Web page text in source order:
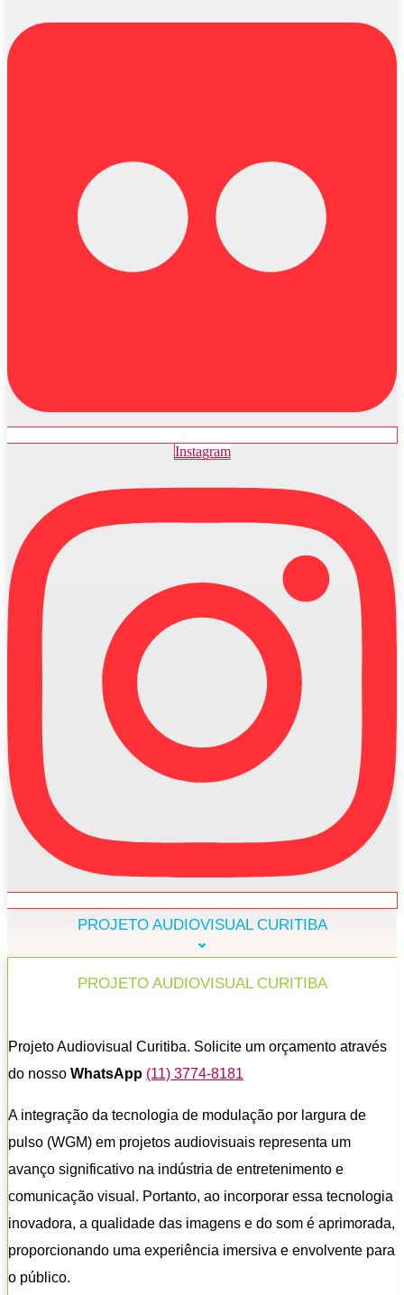
Instagram
PROJETO AUDIOVISUAL CURITIBA
PROJETO AUDIOVISUAL CURITIBA
Projeto Audiovisual Curitiba. Solicite um orçamento através
do nosso WhatsApp (11) 3774-8181
A integração da tecnologia de modulação por largura de
pulso (WGM) em projetos audiovisuais representa um
avanço significativo na indústria de entretenimento e
comunicação visual. Portanto, ao incorporar essa tecnologia
inovadora, a qualidade das imagens e do som é aprimorada,
proporcionando uma experiência imersiva e envolvente para
o público.